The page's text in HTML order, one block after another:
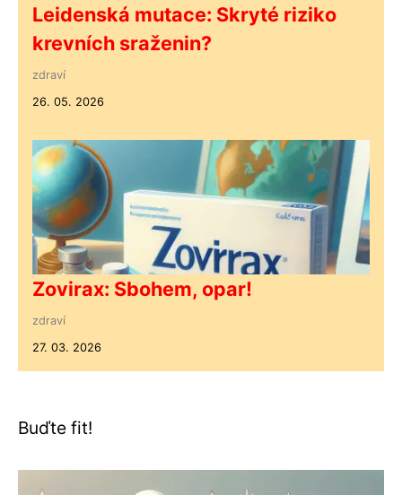
Leidenská mutace: Skryté riziko
krevních sraženin?
zdraví
26. 05. 2026
Zovirax: Sbohem, opar!
zdraví
27. 03. 2026
Buďte fit!